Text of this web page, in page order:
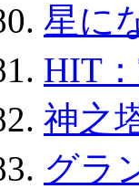
星に
HIT
神之
グラ